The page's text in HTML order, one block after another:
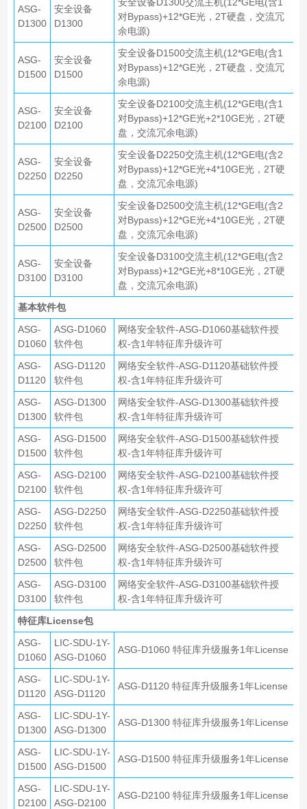
ASG-
D1300
安全设备
D1300
对Bypass)+12*GE光，2T硬盘，交流冗
余电源)
ASG-
D1500
安全设备
D1500
安全设备D1500交流主机(12*GE电(含1
对Bypass)+12*GE光，2T硬盘，交流冗
余电源)
ASG-
D2100
安全设备
D2100
安全设备D2100交流主机(12*GE电(含1
对Bypass)+12*GE光+2*10GE光，2T硬
盘，交流冗余电源)
ASG-
D2250
安全设备
D2250
安全设备D2250交流主机(12*GE电(含2
对Bypass)+12*GE光+4*10GE光，2T硬
盘，交流冗余电源)
ASG-
D2500
安全设备
D2500
安全设备D2500交流主机(12*GE电(含2
对Bypass)+12*GE光+4*10GE光，2T硬
盘，交流冗余电源)
ASG-
D3100
安全设备
D3100
安全设备D3100交流主机(12*GE电(含2
对Bypass)+12*GE光+8*10GE光，2T硬
盘，交流冗余电源)
基本软件包
ASG-
D1060
ASG-D1060
软件包
网络安全软件-ASG-D1060基础软件授
权-含1年特征库升级许可
ASG-
D1120
ASG-D1120
软件包
网络安全软件-ASG-D1120基础软件授
权-含1年特征库升级许可
ASG-
D1300
ASG-D1300
软件包
网络安全软件-ASG-D1300基础软件授
权-含1年特征库升级许可
ASG-
D1500
ASG-D1500
软件包
网络安全软件-ASG-D1500基础软件授
权-含1年特征库升级许可
ASG-
D2100
ASG-D2100
软件包
网络安全软件-ASG-D2100基础软件授
权-含1年特征库升级许可
ASG-
D2250
ASG-D2250
软件包
网络安全软件-ASG-D2250基础软件授
权-含1年特征库升级许可
ASG-
D2500
ASG-D2500
软件包
网络安全软件-ASG-D2500基础软件授
权-含1年特征库升级许可
ASG-
D3100
ASG-D3100
软件包
网络安全软件-ASG-D3100基础软件授
权-含1年特征库升级许可
特征库License包
ASG-
D1060
LIC-SDU-1Y-
ASG-D1060
ASG-D1060 特征库升级服务1年License
ASG-
D1120
LIC-SDU-1Y-
ASG-D1120
ASG-D1120 特征库升级服务1年License
ASG-
D1300
LIC-SDU-1Y-
ASG-D1300
ASG-D1300 特征库升级服务1年License
ASG-
D1500
LIC-SDU-1Y-
ASG-D1500
ASG-D1500 特征库升级服务1年License
ASG-
D2100
LIC-SDU-1Y-
ASG-D2100
ASG-D2100 特征库升级服务1年License